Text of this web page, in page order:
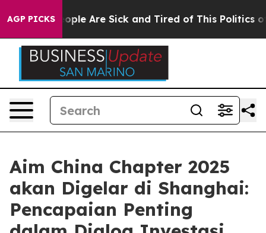
AGP PICKS
Win: “People Are Sick and Tired of This Politics of
Aim China Chapter 2025
akan Digelar di Shanghai:
Pencapaian Penting